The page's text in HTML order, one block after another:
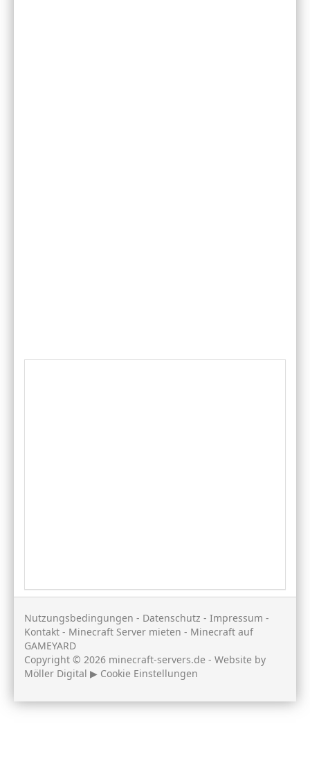
Nutzungsbedingungen - Datenschutz - Impressum -
Kontakt - Minecraft Server mieten - Minecraft auf
GAMEYARD
Copyright © 2026 minecraft-servers.de - Website by
Möller Digital ▶ Cookie Einstellungen